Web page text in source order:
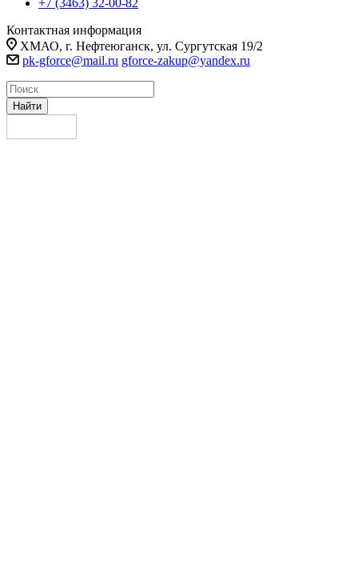
Контактная информация
ХМАО, г. Нефтеюганск, ул. Сургутская 19/2
pk-gforce@mail.ru gforce-zakup@yandex.ru
Найти